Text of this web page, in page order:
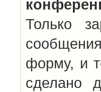
Только
форму, и
сделано